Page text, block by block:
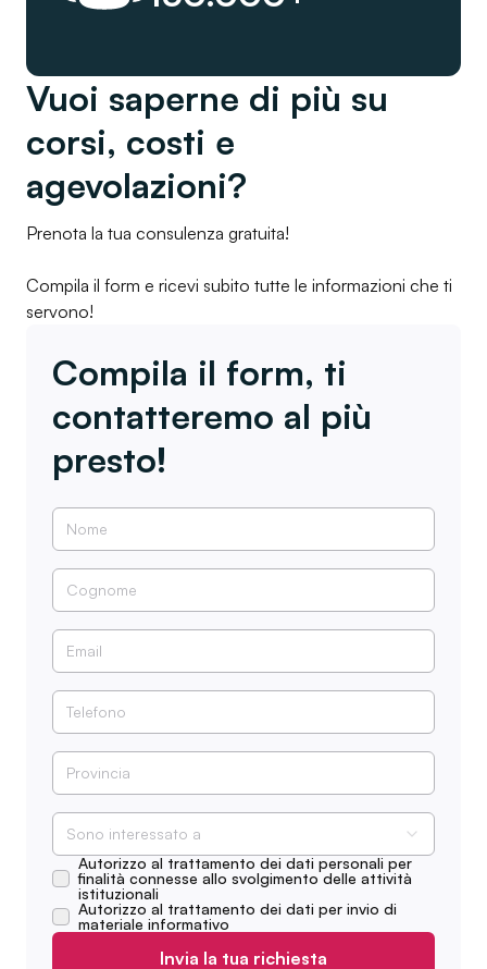
Vuoi saperne di più su
corsi, costi e
agevolazioni?
Prenota la tua consulenza gratuita!
Compila il form e ricevi subito tutte le informazioni che ti
servono!
Compila il form, ti
contatteremo al più
presto!
Sono interessato a
Autorizzo al trattamento dei dati personali per
finalità connesse allo svolgimento delle attività
istituzionali
Autorizzo al trattamento dei dati per invio di
materiale informativo
Invia la tua richiesta